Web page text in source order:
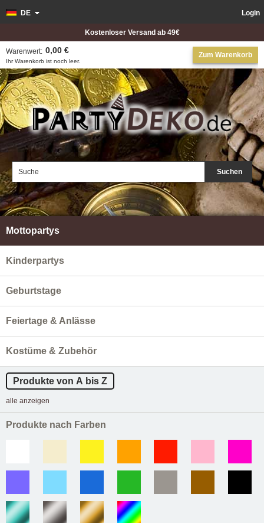
Suchen
Login
DE
Zum Warenkorb
Ihr Warenkorb ist noch leer.
Warenwert: 0,00 €
Kostenloser Versand ab 49€
Mottopartys
Kinderpartys
Geburtstage
Feiertage & Anlässe
Kostüme & Zubehör
Produkte von A bis Z
alle anzeigen
Produkte nach Farben